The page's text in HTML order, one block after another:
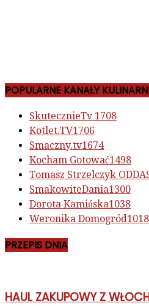
POPULARNE KANAŁY
SkutecznieTv 1708
Kotlet.TV1706
Smaczny.tv1674
Kocham Gotować1498
Tomasz Strzelczyk
SmakowiteDania1300
Dorota Kamińska1038
Weronika Domogród1018
PRZEPIS DNIA
HAUL ZAKUPOWY Z